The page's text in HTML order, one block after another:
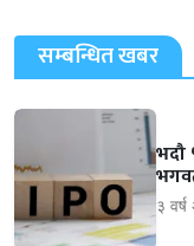
सम्बन्धित खबर
भदौ
३ वर्ष